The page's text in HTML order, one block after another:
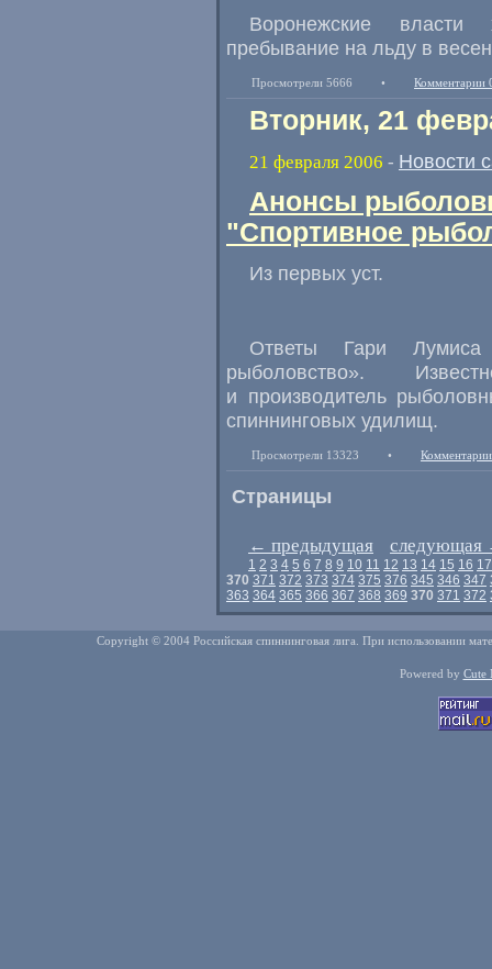
Воронежские
пребывание на льду в
Просмотрели 5666 • Комментарии
Вторник, 21
21 февраля 2006 - Новости
Анонсы
"Спортивное
Из первых уст.
Ответы Гари
рыболовство».
и производитель
спиннинговых удилищ.
Просмотрели 13323 •
Страницы
← предыдущая следующая
1 2 3 4 5 6 7 8 9 10 11 12 13 14 15 16 17
370 371 372 373 374 375 376 345 346 347
363 364 365 366 367 368 369 370 371 372
Copyright © 2004 Российская спиннинговая лига. При использовании
Powered by Cute